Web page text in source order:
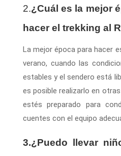
2.¿Cuál es la mejor
hacer el trekking al
La mejor época para hacer
verano, cuando las
estables y el sendero está
es posible realizarlo en
estés preparado para
cuentes con el equipo
3.¿Puedo llevar